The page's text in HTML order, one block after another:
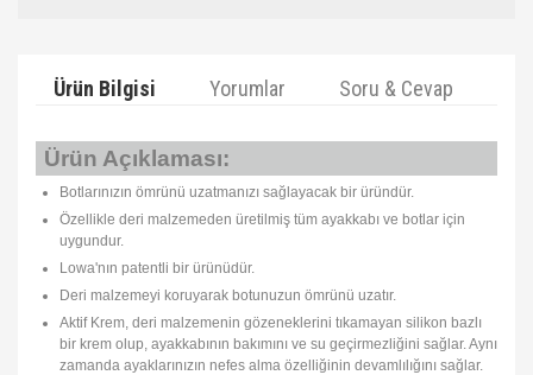
Ürün Bilgisi Yorumlar Soru & Cevap
Ürün Açıklaması:
Botlarınızın ömrünü uzatmanızı sağlayacak bir üründür.
Özellikle deri malzemeden üretilmiş tüm ayakkabı ve botlar için
uygundur.
Lowa'nın patentli bir ürünüdür.
Deri malzemeyi koruyarak botunuzun ömrünü uzatır.
Aktif Krem, deri malzemenin gözeneklerini tıkamayan silikon bazlı
bir krem olup, ayakkabının bakımını ve su geçirmezliğini sağlar. Aynı
zamanda ayaklarınızın nefes alma özelliğinin devamlılığını sağlar.